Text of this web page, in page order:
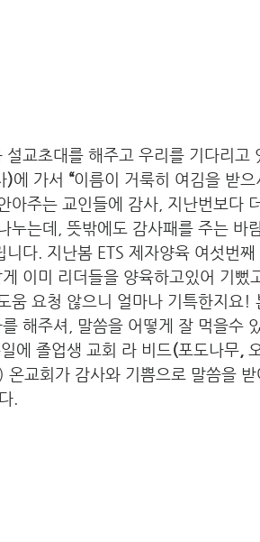
설교초대를 해주고 우리를 기다리고
)에 가서 “이름이 거룩히 여김을 받으
아주는 교인들에 감사, 지난번보다
누는데, 뜻밖에도 감사패를 주는 바
니다. 지난봄 ETS 제자양육 여섯번
이미 리더들을 양육하고있어 기
움 요청 않으니 얼마나 기특한지요!
해주셔, 말씀을 어떻게 잘 먹을수
에 졸업생 교회 라 비드 (포도나무
온교회가 감사와 기쁨으로 말씀을
.